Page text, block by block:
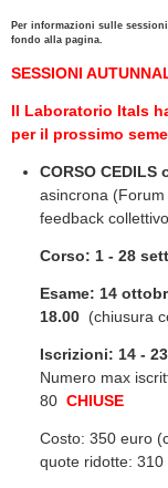
Per informazioni sulle
fondo alla pagina.
SESSIONI
Il Laboratorio Itals
per il prossimo
CORSO CEDILS
asincrona
feedback
Corso: 1 - 28
Esame: 14
18.00 (chiusura
Iscrizioni: 14 -
Numero max
80 CHIUSE
Costo: 350 euro
quote ridotte: 310